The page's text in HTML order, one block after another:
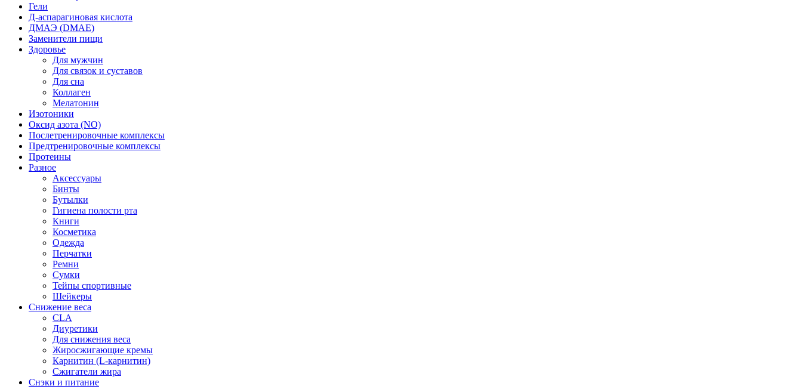
Гели
Д-аспарагиновая кислота
ДМАЭ (DMAE)
Заменители пищи
Здоровье
Для мужчин
Для связок и суставов
Для сна
Коллаген
Мелатонин
Изотоники
Оксид азота (NO)
Послетренировочные комплексы
Предтренировочные комплексы
Протеины
Разное
Аксессуары
Бинты
Бутылки
Гигиена полости рта
Книги
Косметика
Одежда
Перчатки
Ремни
Сумки
Тейпы спортивные
Шейкеры
Снижение веса
CLA
Диуретики
Для снижения веса
Жиросжигающие кремы
Карнитин (L-карнитин)
Сжигатели жира
Снэки и питание